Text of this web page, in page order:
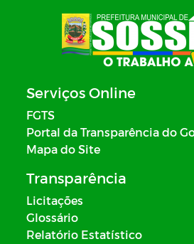
Serviços Online
FGTS
Portal da Transparência do
Mapa do Site
Transparência
Licitações
Glossário
Relatório Estatístico